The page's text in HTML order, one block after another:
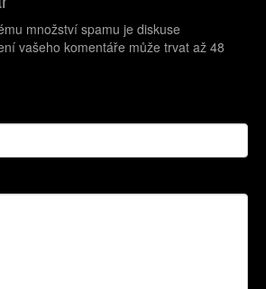
množství spamu je diskuse
vašeho komentáře může trvat až 48